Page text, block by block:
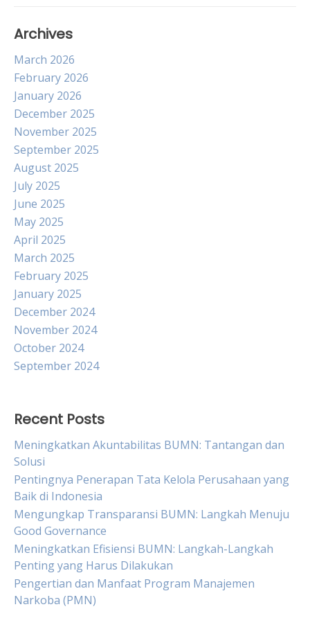
Archives
March 2026
February 2026
January 2026
December 2025
November 2025
September 2025
August 2025
July 2025
June 2025
May 2025
April 2025
March 2025
February 2025
January 2025
December 2024
November 2024
October 2024
September 2024
Recent Posts
Meningkatkan Akuntabilitas BUMN: Tantangan dan
Solusi
Pentingnya Penerapan Tata Kelola Perusahaan yang
Baik di Indonesia
Mengungkap Transparansi BUMN: Langkah Menuju
Good Governance
Meningkatkan Efisiensi BUMN: Langkah-Langkah
Penting yang Harus Dilakukan
Pengertian dan Manfaat Program Manajemen
Narkoba (PMN)